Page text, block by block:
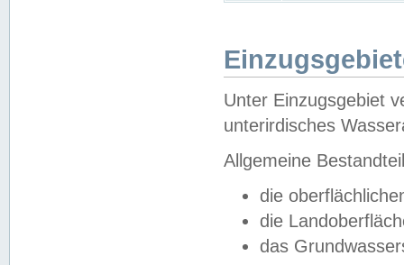
Unter Einzugsgebiet
unterirdisches
Allgemeine
die
die
das